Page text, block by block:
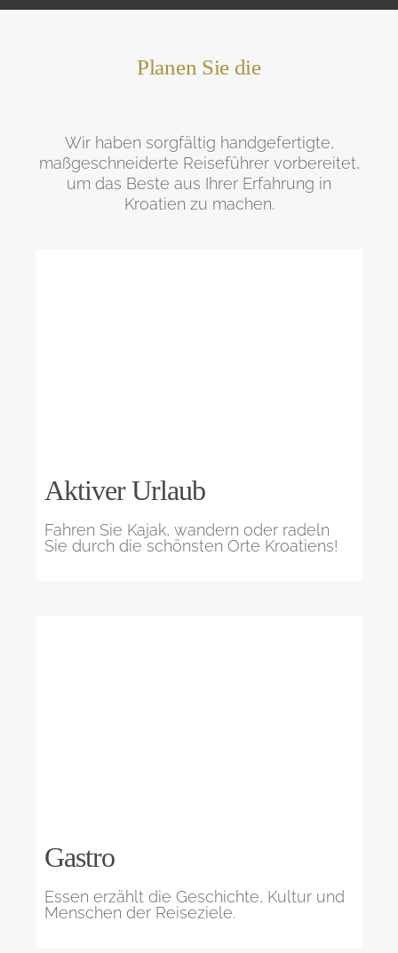
Planen Sie die
Wir haben sorgfältig handgefertigte,
maßgeschneiderte Reiseführer vorbereitet,
um das Beste aus Ihrer Erfahrung in
Kroatien zu machen.
Aktiver Urlaub
Fahren Sie Kajak, wandern oder radeln
Sie durch die schönsten Orte Kroatiens!
Gastro
Essen erzählt die Geschichte, Kultur und
Menschen der Reiseziele.